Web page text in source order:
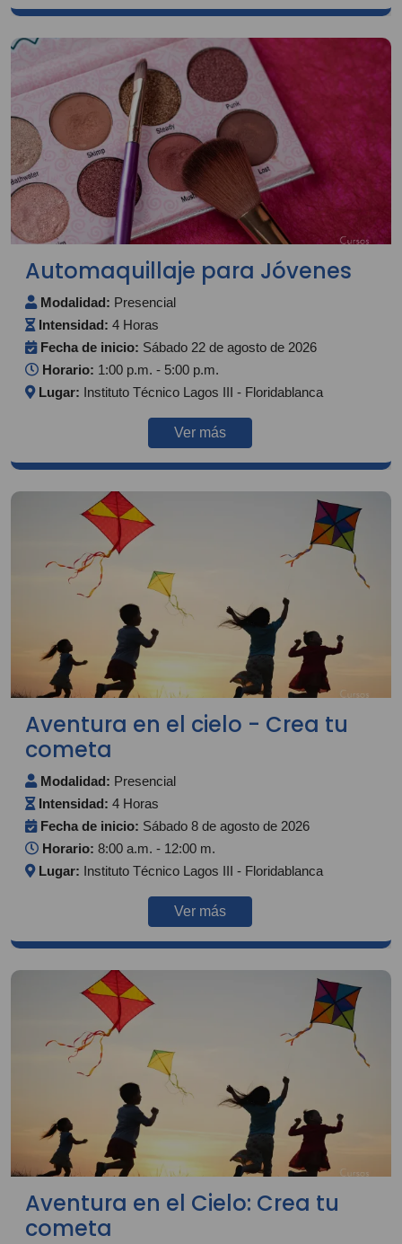
Automaquillaje para Jóvenes
Modalidad: Presencial
Intensidad: 4 Horas
Fecha de inicio: Sábado 22 de agosto de 2026
Horario: 1:00 p.m. - 5:00 p.m.
Lugar: Instituto Técnico Lagos III - Floridablanca
Ver más
Aventura en el cielo - Crea tu
cometa
Modalidad: Presencial
Intensidad: 4 Horas
Fecha de inicio: Sábado 8 de agosto de 2026
Horario: 8:00 a.m. - 12:00 m.
Lugar: Instituto Técnico Lagos III - Floridablanca
Ver más
Aventura en el Cielo: Crea tu
cometa